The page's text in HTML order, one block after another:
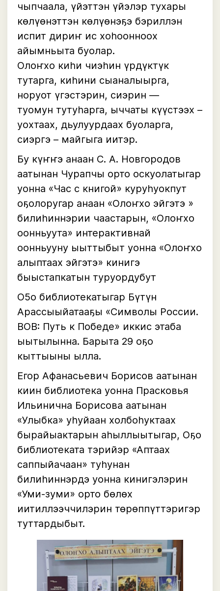
чыпчаала, үйэттэн үйэлэр тухары
көлүөнэттэн көлүөнэҕэ бэриллэн
испит дириҥ ис хоһоонноох
айымньыта буолар.
Олоҥхо киһи чиэһин үрдүктүк
тутарга, киһини сыаналыырга,
норуот үгэстэрин, сиэрин —
туомун тутуһарга, ыччаты күүстээх –
уохтаах, дьулуурдаах буоларга,
сиэргэ – майгыга иитэр.
Бу күҥҥэ анаан С. А. Новгородов
аатынан Чурапчы орто оскуолатыгар
уонна «Час с книгой» куруһуокпут
оҕолоругар анаан «Олоҥхо эйгэтэ »
билиһиннэрии чаастарын, «Олоҥхо
оонньуута» интерактивнай
оонньууну ыыттыбыт уонна «Олоҥхо
алыптаах эйгэтэ» кинигэ
быыстапкатын туруордубут
О5о библиотекатыгар Бүтүн
Арассыыйатааҕы «Символы России.
ВОВ: Путь к Победе» иккис этаба
ыытылынна. Барыта 29 оҕо
кыттыыны ылла.
Егор Афанасьевич Борисов аатынан
киин библиотека уонна Прасковья
Ильинична Борисова аатынан
«Улыбка» уһуйаан холбоһуктаах
бырайыактарын аһыллыытыгар, Оҕо
библиотеката тэрийэр «Аптаах
саппыйачаан» туһунан
билиһиннэрдэ уонна кинигэлэрин
«Уми-зуми» орто бөлөх
иитиллээччилэрин төрөппүттэригэр
туттардыбыт.